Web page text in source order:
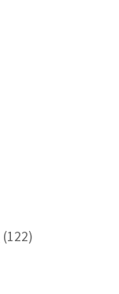
(122)